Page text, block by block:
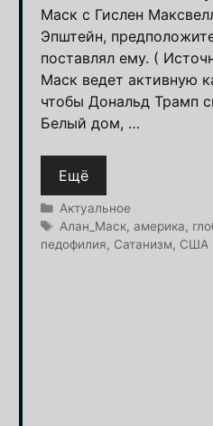
Маск с Гислен
Эпштейн,
поставлял ему. (
Маск ведет активную
чтобы Дональд Трамп
Белый дом, …
Ещё
Рубрики
Актуальное
Метки
Алан_Маск, америка,
педофилия, Сатанизм, США